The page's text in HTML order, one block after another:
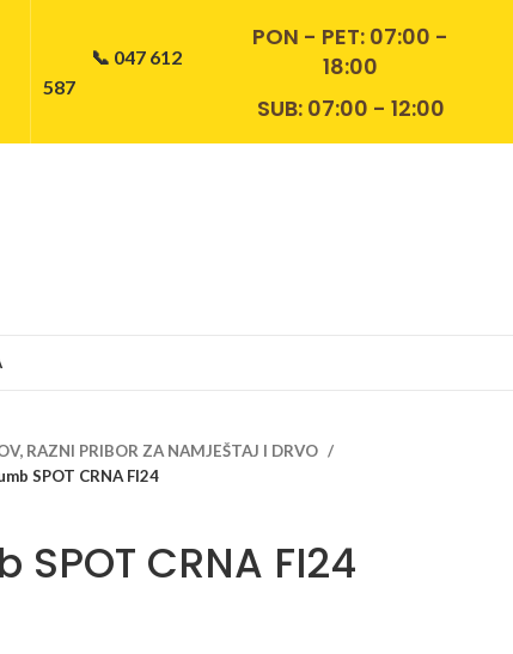
📞 047 612
587
PON - PET: 07:00 -
18:00
SUB: 07:00 - 12:00
RAZNI PRIBOR ZA NAMJEŠTAJ I DRVO
SPOT CRNA FI24
CRNA FI24